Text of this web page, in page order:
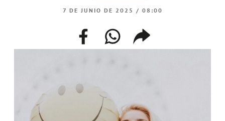
7 DE JUNIO DE 2025 / 08:00
facebookwhatsappcompartir
enlace